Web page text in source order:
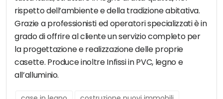
rispetto dell’ambiente e della tradizione abitativa.
Grazie a professionisti ed operatori specializzati è in
grado di offrire al cliente un servizio completo per
la progettazione e realizzazione delle proprie
casette. Produce inoltre Infissi in PVC, legno e
all’alluminio.